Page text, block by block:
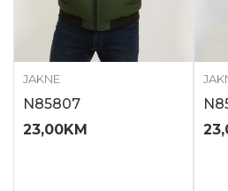
JAKNE
N85807
23,00KM